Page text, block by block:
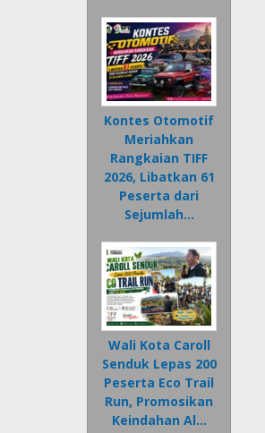
Kontes Otomotif
Meriahkan
Rangkaian TIFF
2026, Libatkan 61
Peserta dari
Sejumlah…
Wali Kota Caroll
Senduk Lepas 200
Peserta Eco Trail
Run, Promosikan
Keindahan Al…